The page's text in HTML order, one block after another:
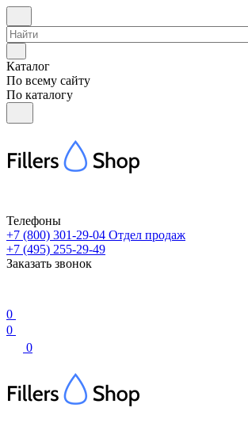
Каталог
По всему сайту
По каталогу
Телефоны
+7 (800) 301-29-04 Отдел продаж
+7 (495) 255-29-49
Заказать звонок
0
0
0